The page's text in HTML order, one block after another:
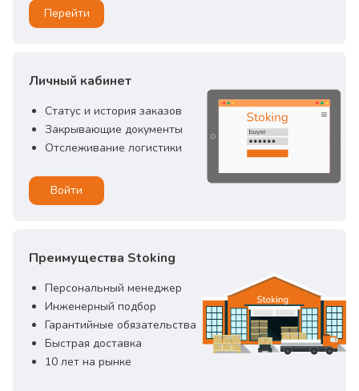
Перейти
Личный кабинет
Статус и история заказов
Закрывающие документы
Отслеживание логистики
Войти
Преимущества Stoking
Персональный менеджер
Инженерный подбор
Гарантийные обязательства
Быстрая доставка
10 лет на рынке